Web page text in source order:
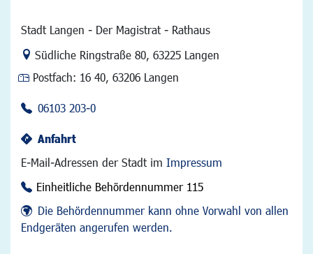
Stadt Langen - Der Magistrat - Rathaus
Link zur Google-Maps Navigation
Südliche Ringstraße 80, 63225 Langen
Postfach: 16 40, 63206 Langen
06103 203-0
Anfahrt
E-Mail-Adressen der Stadt im Impressum
Einheitliche Behördennummer 115
Die Behördennummer kann ohne Vorwahl von allen
Endgeräten angerufen werden.